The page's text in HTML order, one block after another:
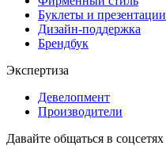
Буклеты и презентации
Дизайн-поддержка
Брендбук
Экспертиза
Девелопмент
Производители
Давайте общаться в соцсетях